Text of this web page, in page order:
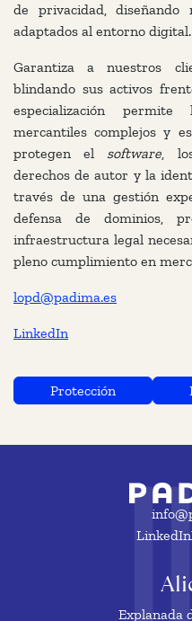
de privacidad,
adaptados al entorno digital.
Garantiza a nuestros
blindando sus activos
especialización
mercantiles complejos y
protegen el software,
derechos de autor y la
través de una gestión
defensa de dominios,
infraestructura legal
pleno cumplimiento en
lopd@padima.es
LinkedIn
Protección
LinkedIn
Explanada